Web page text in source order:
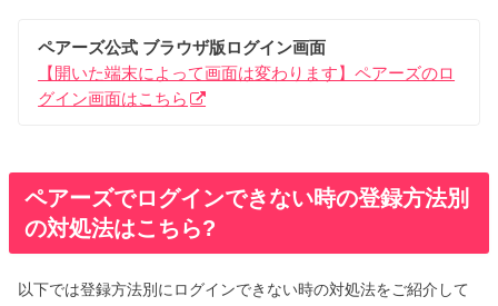
ペアーズ公式 ブラウザ版ログイン画面
【開いた端末によって画面は変わります】ペアーズのロ
グイン画面はこちら
ペアーズでログインできない時の登録方法別
の対処法はこちら?
以下では登録方法別にログインできない時の対処法をご紹介して